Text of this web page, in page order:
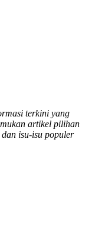
terkini yang
artikel pilihan
isu-isu populer